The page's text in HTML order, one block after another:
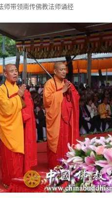
师带领南传佛教法师诵经